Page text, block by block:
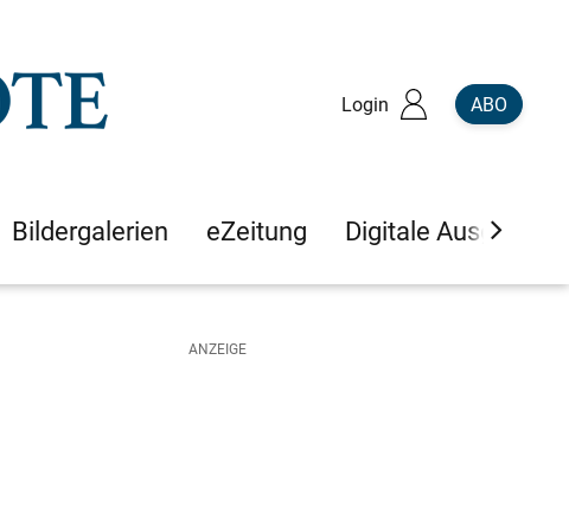
Login ABO
Bildergalerien eZeitung Digitale Ausgaben